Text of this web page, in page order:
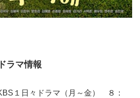
ラマ情報
１日々ドラマ（月～金） ８：